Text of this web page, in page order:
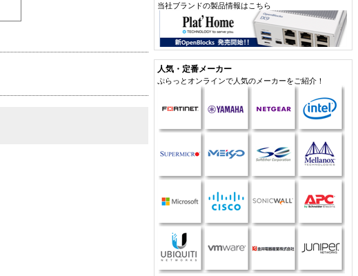
当社ブランドの製品情報はこちら
人気・定番メーカー
ぷらっとオンラインで人気のメーカーをご紹介！